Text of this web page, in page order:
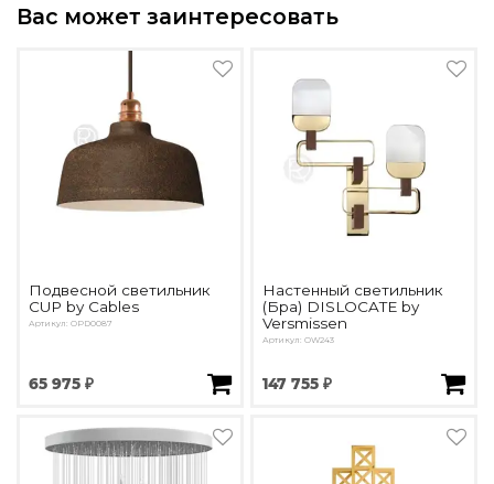
Вас может заинтересовать
Подвесной светильник
CUP by Cables
Артикул: OPD0087
65 975 ₽
Настенный светильник
(Бра) DISLOCATE by
Versmissen
Артикул: OW243
147 755 ₽